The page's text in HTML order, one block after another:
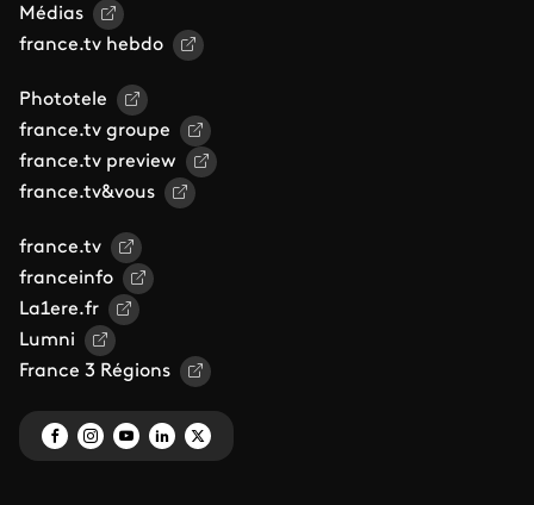
Médias
france.tv hebdo
Phototele
france.tv groupe
france.tv preview
france.tv&vous
france.tv
franceinfo
La1ere.fr
Lumni
France 3 Régions